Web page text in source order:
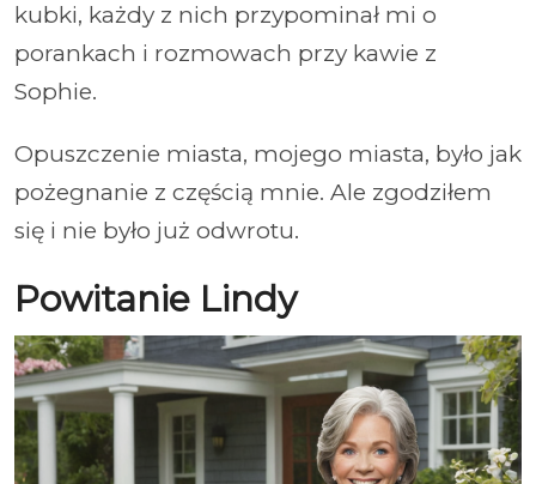
kubki, każdy z nich przypominał mi o
porankach i rozmowach przy kawie z
Sophie.
Opuszczenie miasta, mojego miasta, było jak
pożegnanie z częścią mnie. Ale zgodziłem
się i nie było już odwrotu.
Powitanie Lindy